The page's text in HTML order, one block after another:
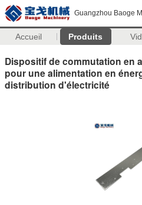
Guangzhou Baoge
Accueil Produits
Dispositif de commutation en
pour une alimentation en
distribution d'électricité